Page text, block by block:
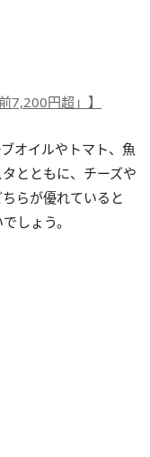
7,200円超」】
オイルやトマト、魚
とともに、チーズや
らが優れていると
しょう。